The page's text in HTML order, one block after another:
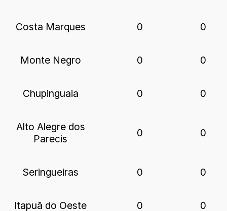
Costa Marques 0 0
Monte Negro 0 0
Chupinguaia 0 0
Alto Alegre dos
Parecis
0 0
Seringueiras 0 0
Itapuã do Oeste 0 0